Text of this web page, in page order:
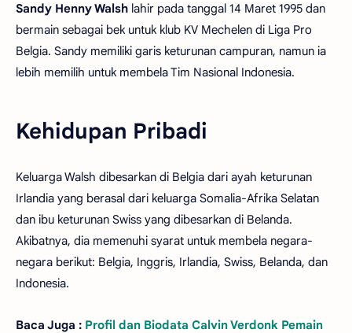
Sandy Henny Walsh lahir pada tanggal 14 Maret 1995 dan
bermain sebagai bek untuk klub KV Mechelen di Liga Pro
Belgia. Sandy memiliki garis keturunan campuran, namun ia
lebih memilih untuk membela Tim Nasional Indonesia.
Kehidupan Pribadi
Keluarga Walsh dibesarkan di Belgia dari ayah keturunan
Irlandia yang berasal dari keluarga Somalia-Afrika Selatan
dan ibu keturunan Swiss yang dibesarkan di Belanda.
Akibatnya, dia memenuhi syarat untuk membela negara-
negara berikut: Belgia, Inggris, Irlandia, Swiss, Belanda, dan
Indonesia.
Baca Juga : Profil dan Biodata Calvin Verdonk Pemain